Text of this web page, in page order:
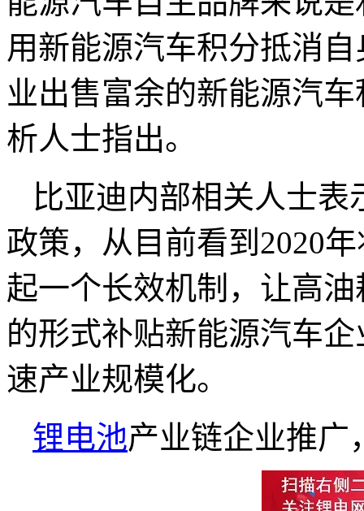
用新能源汽车积分抵消
业出售富余的新能源汽
析人士指出。
比亚迪内部相关人士
政策，从目前看到2020
起一个长效机制，让高
的形式补贴新能源汽车
速产业规模化。
锂电池产业链企业推广